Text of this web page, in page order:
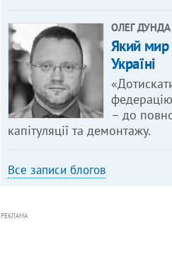
ОЛЕГ ДУНДА
Який мир
Україні
– до
капітуляції та демонтажу.
Все записи блогов
РЕКЛАМА